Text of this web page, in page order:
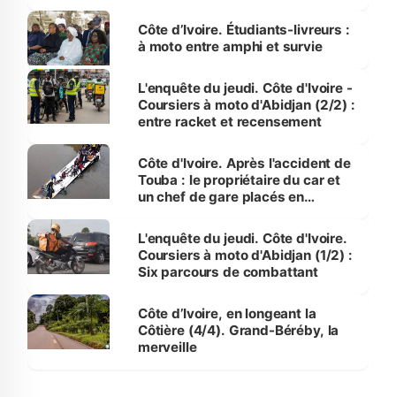
Côte d’Ivoire. Étudiants-livreurs :
à moto entre amphi et survie
L'enquête du jeudi. Côte d'Ivoire -
Coursiers à moto d'Abidjan (2/2) :
entre racket et recensement
Côte d'Ivoire. Après l'accident de
Touba : le propriétaire du car et
un chef de gare placés en
L'enquête du jeudi. Côte d'Ivoire.
Coursiers à moto d'Abidjan (1/2) :
Six parcours de combattant
Côte d’Ivoire, en longeant la
Côtière (4/4). Grand-Béréby, la
merveille